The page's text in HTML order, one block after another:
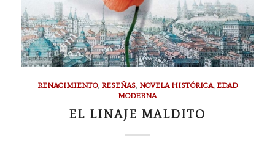
RENACIMIENTO, RESEÑAS, NOVELA HISTÓRICA, EDAD
MODERNA
EL LINAJE MALDITO